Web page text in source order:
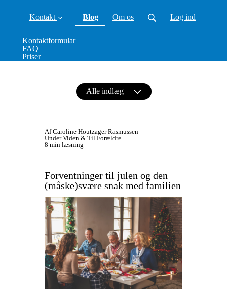
Kontakt
Kontaktformular
FAQ
Priser
Blog(current)
Om os Log ind
Alle indlæg
Af Caroline Houtzager Rasmussen
UnderViden & Til Forældre
8 min læsning
Forventninger til julen og den
(måske)svære snak med familien